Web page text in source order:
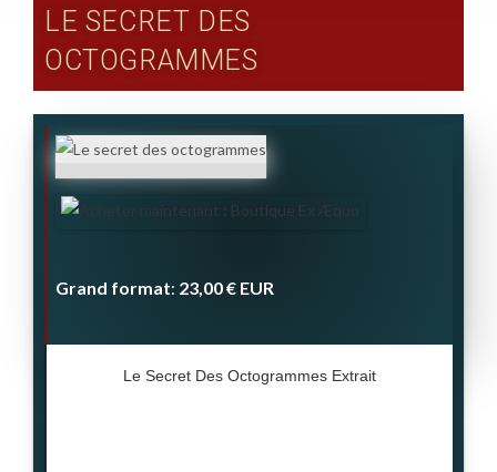
LE SECRET DES
OCTOGRAMMES
Grand format: 23,00 € EUR
Le Secret Des Octogrammes Extrait